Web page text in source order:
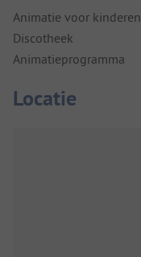
Animatie voor kinderen
Discotheek
Animatieprogramma
Locatie